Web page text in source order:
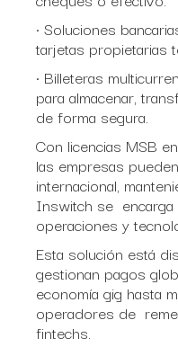
• Soluciones
tarjetas propietarias
• Billeteras
para almacenar,
de forma segura.
Con licencias MSB
las empresas
internacional,
Inswitch se encarga
operaciones y
Esta solución está
gestionan pagos
economía gig hasta
operadores de
fintechs.